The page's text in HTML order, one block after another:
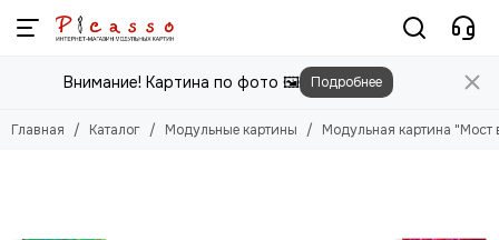
Модульные картины
Смотреть все товары
Внимание! Картина по фото 🖼️ Подробнее
Главная Каталог Модульные картины Модульная картина "Мост